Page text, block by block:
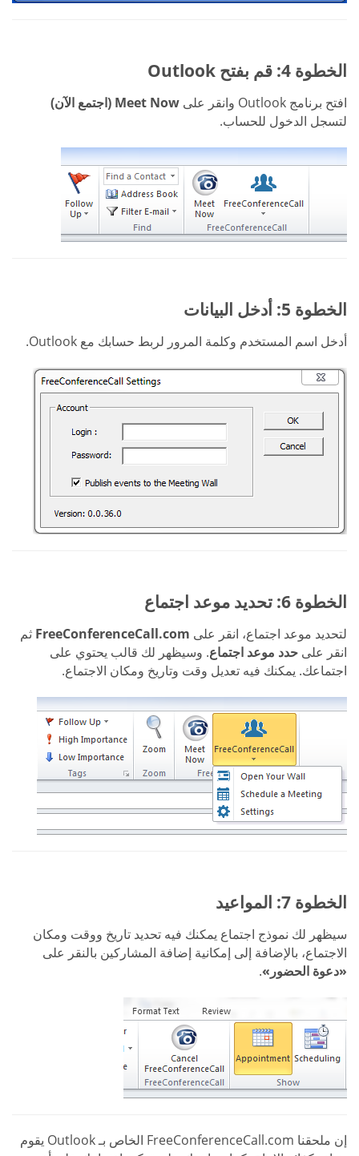
الخطوة 4: قم بفتح Outlook
افتح برنامج Outlook وانقر على
Meet Now (اجتمع الآن)
لتسجل الدخول للحساب.
الخطوة 5: أدخل البيانات
أدخل اسم المستخدم وكلمة المرور لربط حسابك مع Outlook.
الخطوة 6: تحديد موعد اجتماع
لتحديد موعد اجتماع، انقر على FreeConferenceCall.com ثم
انقر على حدد موعد اجتماع. وسيظهر لك قالب يحتوي على
اجتماعك. يمكنك فيه تعديل وقت وتاريخ ومكان الاجتماع.
الخطوة 7: المواعيد
سيظهر لك نموذج اجتماع يمكنك فيه تحديد تاريخ ووقت ومكان
الاجتماع، بالإضافة إلى إمكانية إضافة المشاركين بالنقر على
«دعوة الحضور».
إن ملحقنا FreeConferenceCall.com الخاص بـ Outlook يقوم